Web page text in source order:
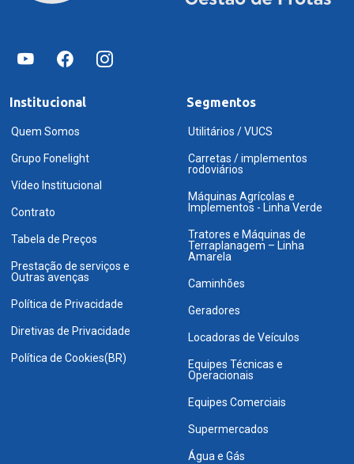
Institucional
Quem Somos
Grupo Fonelight
Vídeo Institucional
Contrato
Tabela de Preços
Prestação de serviços e
Outras avenças
Política de Privacidade
Diretivas de Privacidade
Política de Cookies(BR)
Segmentos
Utilitários / VUCS
Carretas / implementos
rodoviários
Máquinas Agrícolas e
Implementos - Linha Verde
Tratores e Máquinas de
Terraplanagem – Linha
Amarela
Caminhões
Geradores
Locadoras de Veículos
Equipes Técnicas e
Operacionais
Equipes Comerciais
Supermercados
Água e Gás